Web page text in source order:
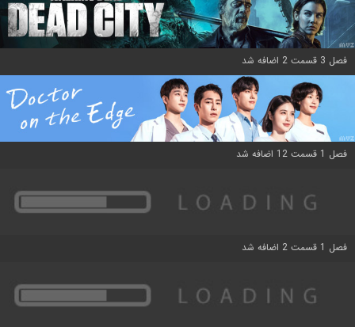
فصل 3 قسمت 2 اضافه شد
فصل 1 قسمت 12 اضافه شد
فصل 1 قسمت 2 اضافه شد